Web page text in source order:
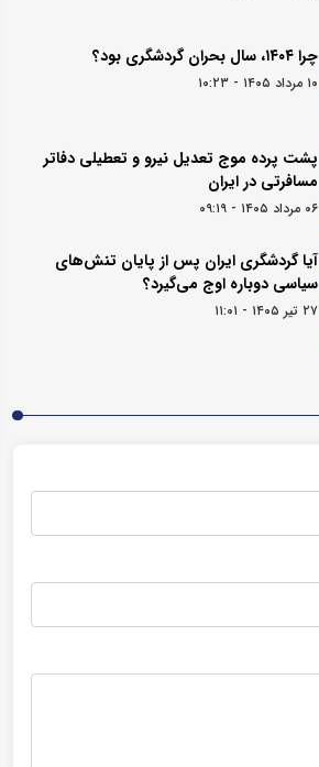
چرا ۱۴۰۴، سال بحران گردشگری بود؟
۱۰ مرداد ۱۴۰۵ - ۱۰:۲۳
پشت پرده موج تعدیل نیرو و تعطیلی دفاتر
مسافرتی در ایران
۰۶ مرداد ۱۴۰۵ - ۰۹:۱۹
آیا گردشگری ایران پس از پایان تنش‌های
سیاسی دوباره اوج می‌گیرد؟
۲۷ تیر ۱۴۰۵ - ۱۱:۰۱